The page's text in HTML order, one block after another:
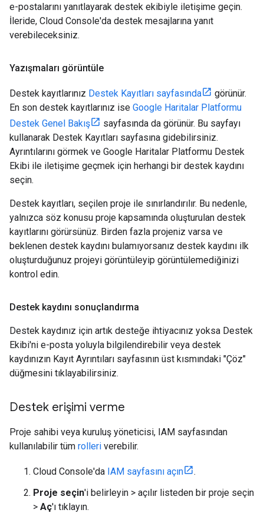
e-postalarını yanıtlayarak destek ekibiyle iletişime geçin.
İleride, Cloud Console'da destek mesajlarına yanıt
verebileceksiniz.
Yazışmaları görüntüle
Destek kayıtlarınız Destek Kayıtları sayfasında
görünür.
En son destek kayıtlarınız ise Google Haritalar Platformu
Destek Genel Bakış
sayfasında da görünür. Bu sayfayı
kullanarak Destek Kayıtları sayfasına gidebilirsiniz.
Ayrıntılarını görmek ve Google Haritalar Platformu Destek
Ekibi ile iletişime geçmek için herhangi bir destek kaydını
seçin.
Destek kayıtları, seçilen proje ile sınırlandırılır. Bu nedenle,
yalnızca söz konusu proje kapsamında oluşturulan destek
kayıtlarını görürsünüz. Birden fazla projeniz varsa ve
beklenen destek kaydını bulamıyorsanız destek kaydını ilk
oluşturduğunuz projeyi görüntüleyip görüntülemediğinizi
kontrol edin.
Destek kaydını sonuçlandırma
Destek kaydınız için artık desteğe ihtiyacınız yoksa Destek
Ekibi'ni e-posta yoluyla bilgilendirebilir veya destek
kaydınızın Kayıt Ayrıntıları sayfasının üst kısmındaki "Çöz"
düğmesini tıklayabilirsiniz.
Destek erişimi verme
Proje sahibi veya kuruluş yöneticisi, IAM sayfasından
kullanılabilir tüm rolleri verebilir.
Cloud Console'da IAM sayfasını açın
.
Proje seçin'i belirleyin > açılır listeden bir proje seçin
> Aç'ı tıklayın.